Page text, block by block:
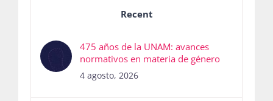
Recent
475 años de la UNAM: avances
normativos en materia de género
4 agosto, 2026